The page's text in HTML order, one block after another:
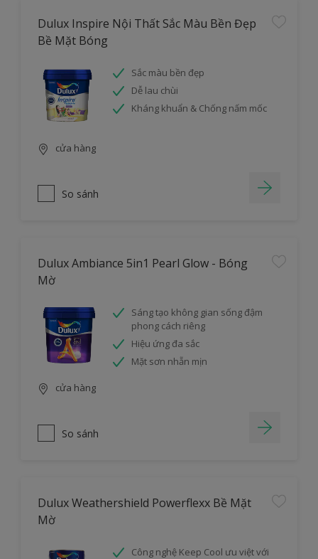
Dulux Inspire Nội Thất Sắc Màu Bền Đẹp
Bề Mặt Bóng
Sắc màu bền đẹp
Dễ lau chùi
Kháng khuẩn & Chống nấm mốc
cửa hàng
So sánh
Dulux Ambiance 5in1 Pearl Glow - Bóng
Mờ
Sáng tạo không gian sống đậm
phong cách riêng
Hiệu ứng đa sắc
Mặt sơn nhẵn mịn
cửa hàng
So sánh
Dulux Weathershield Powerflexx Bề Mặt
Mờ
Công nghệ Keep Cool ưu việt với